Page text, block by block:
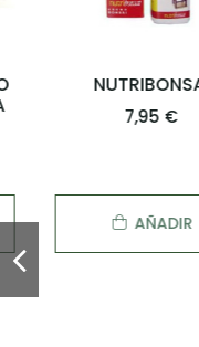
NUTRIBONSAI
7,95 €
AÑADIR